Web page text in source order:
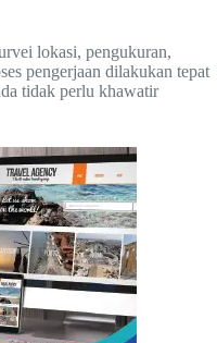
lokasi, pengukuran,
pengerjaan dilakukan tepat
tidak perlu khawatir